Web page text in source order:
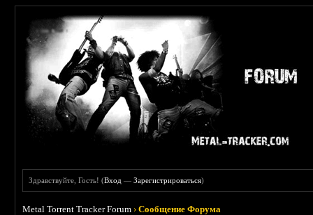
Здравствуйте, Гость! (Вход —Зарегистрироваться)
Metal Torrent Tracker Forum ›Сообщение Форума